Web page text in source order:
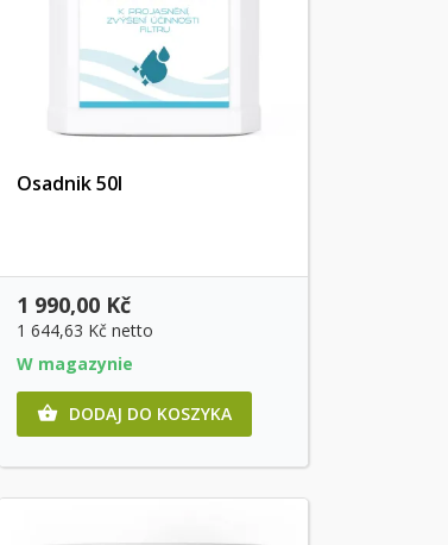
Osadnik 50l
1 990,00 Kč
1 644,63 Kčnetto
W magazynie
 DODAJ DO KOSZYKA